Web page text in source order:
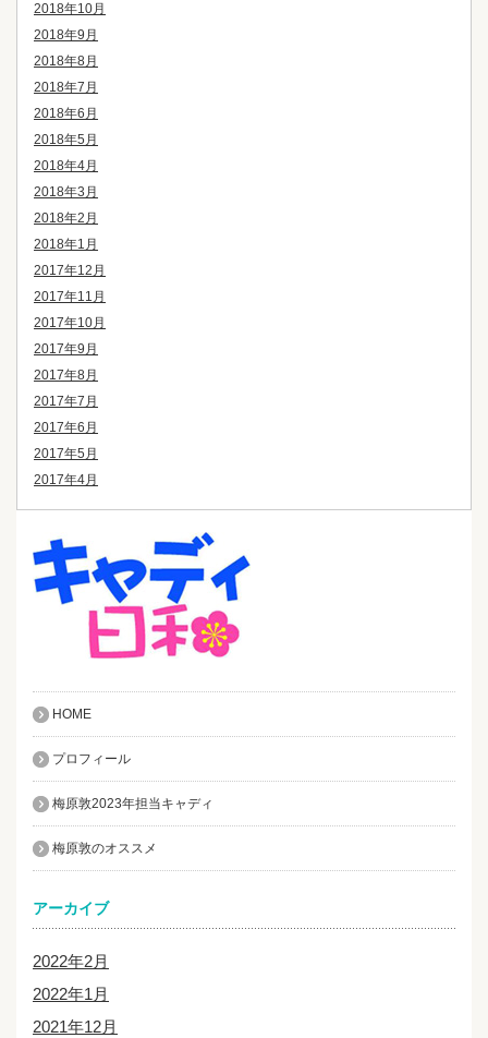
2018年10月
2018年9月
2018年8月
2018年7月
2018年6月
2018年5月
2018年4月
2018年3月
2018年2月
2018年1月
2017年12月
2017年11月
2017年10月
2017年9月
2017年8月
2017年7月
2017年6月
2017年5月
2017年4月
HOME
プロフィール
梅原敦2023年担当キャディ
梅原敦のオススメ
アーカイブ
2022年2月
2022年1月
2021年12月